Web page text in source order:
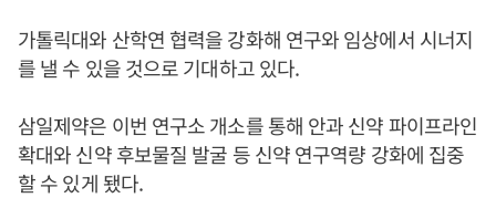
가톨릭대와 산학연 협력을 강화해 연구와 임상에서 시너지
를 낼 수 있을 것으로 기대하고 있다.
삼일제약은 이번 연구소 개소를 통해 안과 신약 파이프라인
확대와 신약 후보물질 발굴 등 신약 연구역량 강화에 집중
할 수 있게 됐다.